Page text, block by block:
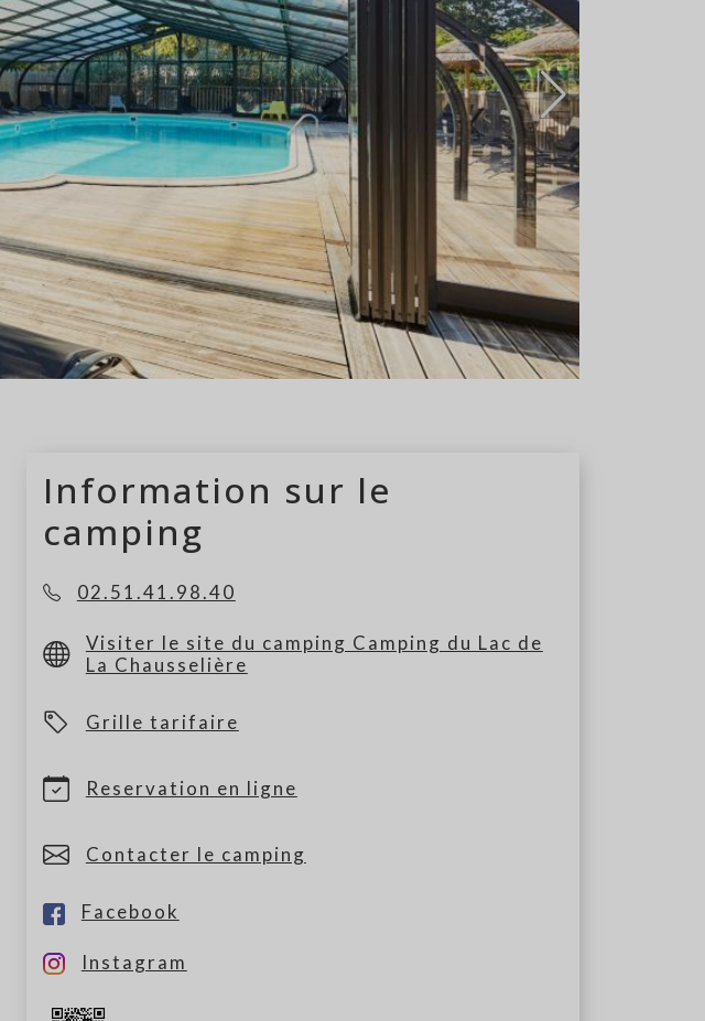
camping ouvert à l'année
Information sur le
camping
02.51.41.98.40
Visiter le site du camping Camping du Lac de
La Chausselière
Grille tarifaire
Reservation en ligne
Contacter le camping
Facebook
Instagram